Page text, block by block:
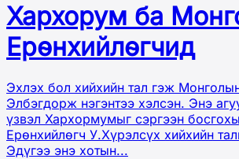
Хархорум ба
Ерөнхийлөгчид
Эхлэх бол хийхийн тал гэж
Элбэгдорж нэгэнтээ хэлсэн. Энэ
үзвэл Хархормумыг сэргээн
Ерөнхийлөгч У.Хүрэлсүх хийхийн
Эдүгээ энэ хотын...